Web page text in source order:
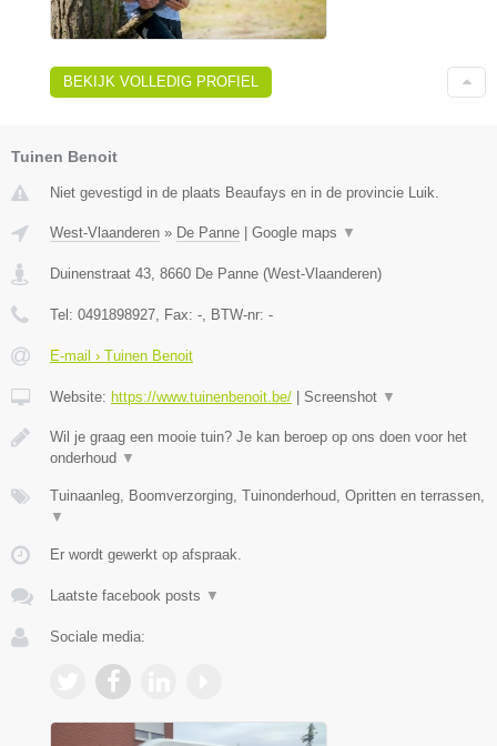
BEKIJK VOLLEDIG PROFIEL
Tuinen Benoit
Niet gevestigd in de plaats Beaufays en in de provincie Luik.
West-Vlaanderen » De Panne | Google maps ▼
Duinenstraat 43 8660 De Panne (West-Vlaanderen)
Tel: 0491898927 , Fax: - , BTW-nr: -
E-mail › Tuinen Benoit
Website: https://www.tuinenbenoit.be/ | Screenshot ▼
Wil je graag een mooie tuin? Je kan beroep op ons doen voor het
onderhoud ▼
Tuinaanleg, Boomverzorging, Tuinonderhoud, Opritten en terrassen,
▼
Er wordt gewerkt op afspraak.
Laatste facebook posts ▼
Sociale media: